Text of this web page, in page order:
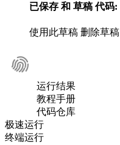
已保存 和 草稿代码:
使用此草稿 删除草稿
运行结果
教程手册
代码仓库
极速运行
终端运行